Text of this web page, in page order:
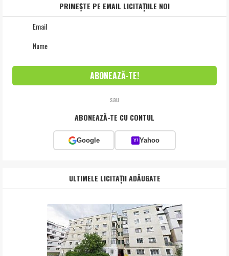
PRIMEȘTE PE EMAIL LICITAȚIILE NOI
sau
ABONEAZĂ-TE CU CONTUL
Google Y! Yahoo
ULTIMELE LICITAȚII ADĂUGATE